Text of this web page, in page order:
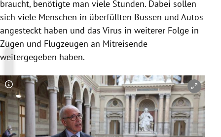
braucht, benötigte man viele Stunden. Dabei sollen
sich viele Menschen in überfüllten Bussen und Autos
angesteckt haben und das Virus in weiterer Folge in
Zügen und Flugzeugen an Mitreisende
weitergegeben haben.
Copyright-Hinweis öffnen/schließen